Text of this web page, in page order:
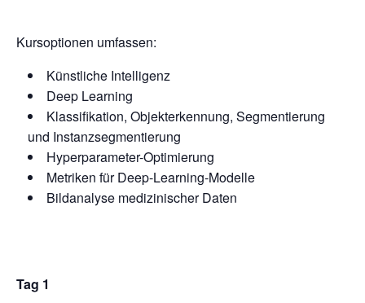
Kursoptionen umfassen:
Künstliche Intelligenz
Deep Learning
Klassifikation, Objekterkennung, Segmentierung
und Instanzsegmentierung
Hyperparameter-Optimierung
Metriken für Deep-Learning-Modelle
Bildanalyse medizinischer Daten
Tag 1